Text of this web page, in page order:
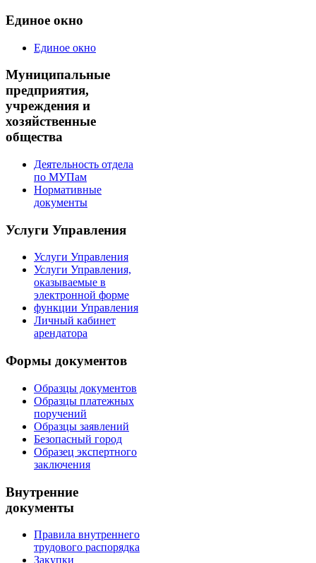
Единое окно
Единое окно
Муниципальные
предприятия,
учреждения и
хозяйственные
общества
Деятельность отдела
по МУПам
Нормативные
документы
Услуги Управления
Услуги Управления
Услуги Управления,
оказываемые в
электронной форме
функции Управления
Личный кабинет
арендатора
Формы документов
Образцы документов
Образцы платежных
поручений
Образцы заявлений
Безопасный город
Образец экспертного
заключения
Внутренние
документы
Правила внутреннего
трудового распорядка
Закупки